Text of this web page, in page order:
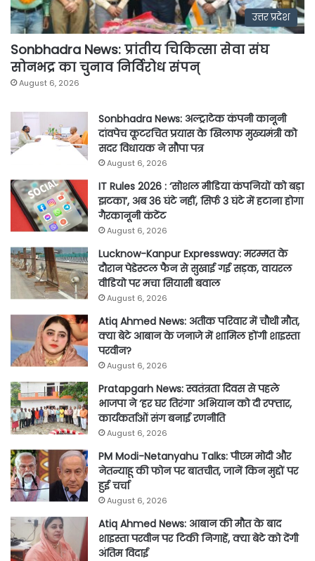
उत्तर प्रदेश
Sonbhadra News: प्रांतीय चिकित्सा सेवा संघ
सोनभद्र का चुनाव निर्विरोध संपन्
August 6, 2026
Sonbhadra News: अल्ट्राटेक कंपनी कानूनी
दांवपेच कूटरचित प्रयास के खिलाफ मुख्यमंत्री को
सदर विधायक ने सौपा पत्र
August 6, 2026
IT Rules 2026 : ‘सोशल मीडिया कंपनियों को बड़ा
झटका’, अब 36 घंटे नहीं, सिर्फ 3 घंटे में हटाना होगा
गैरकानूनी कंटेंट
August 6, 2026
Lucknow-Kanpur Expressway: मरम्मत के
दौरान पेडेस्टल फैन से सुखाई गई सड़क, वायरल
वीडियो पर मचा सियासी बवाल
August 6, 2026
Atiq Ahmed News: अतीक परिवार में चौथी मौत,
क्या बेटे आबान के जनाजे में शामिल होंगी शाइस्ता
परवीन?
August 6, 2026
Pratapgarh News: स्वतंत्रता दिवस से पहले
भाजपा ने ‘हर घर तिरंगा’ अभियान को दी रफ्तार,
कार्यकर्ताओं संग बनाई रणनीति
August 6, 2026
PM Modi-Netanyahu Talks: पीएम मोदी और
नेतन्याहू की फोन पर बातचीत, जानें किन मुद्दों पर
हुई चर्चा
August 6, 2026
Atiq Ahmed News: आबान की मौत के बाद
शाइस्ता परवीन पर टिकी निगाहें, क्या बेटे को देंगी
अंतिम विदाई